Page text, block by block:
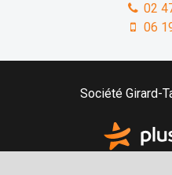
02
06
Société Girard-